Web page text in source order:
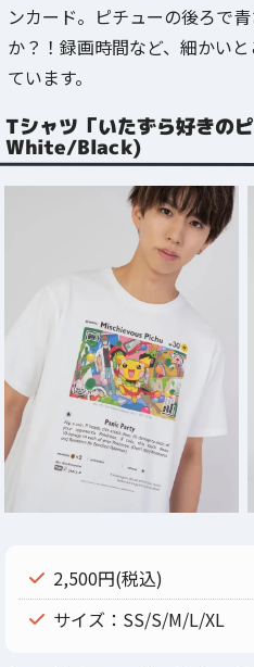
ンカード。ピチューの後ろで
か？！録画時間など、細かい
ています。
Tシャツ「いたずら好きの
White/Black)
2,500円(税込)
サイズ：SS/S/M/L/XL